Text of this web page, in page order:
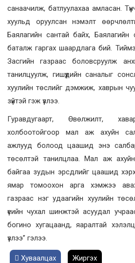
санаачилж, батлуулахаа амласан.
хуульд оруулсан нэмэлт
Баялагийн сантай байх, Баялагийн
баталж гаргах шаардлага бий.
Засгийн газраас боловсруулж
танилцуулж, гишүүдийн саналыг
хуулийн төслийг дэмжиж, хаврын
зүйтэй гэж үзлээ.
Гуравдугаарт, Өвөлжилт,
холбоотойгоор мал аж ахуйн
ажлууд болоод цаашид энэ салбарт
төсөлтэй танилцлаа. Мал аж
байгаа зудын эрсдлийг цаашид
ямар томоохон арга хэмжээ
газраас нэг удаагийн хуулийн
үеийн чухал шинжтэй асуудал
богино хугацаанд, яаралтай
үзлээ” гэлээ.
Хуваалцах Жиргэх